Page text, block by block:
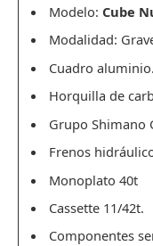
Modelo: Cube
Modalidad:
Cuadro aluminio.
Horquilla de
Grupo Shimano
Frenos
Monoplato 40t
Cassette 11/42t.
Componentes